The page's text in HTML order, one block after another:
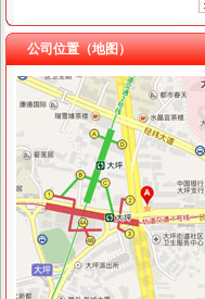
重庆市冰岛科技发展有限公司
重庆华康假肢矫形有限公司 渝
公司位置（地图）
海棠溪
海棠晓月周边驾校推荐,海棠溪
海棠溪立交公交查询_海棠溪
海棠溪附近酒店_海棠溪附近
风万种海棠溪-过眼云烟---搜
重庆南岸区南坪四公司海棠溪